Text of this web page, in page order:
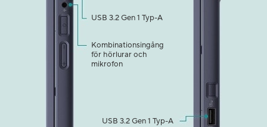
Kombinationsingång
för hörlurar och
mikrofon
USB 3.2 Gen 1 Typ-A
USB 3.2 Gen 1 Typ-A